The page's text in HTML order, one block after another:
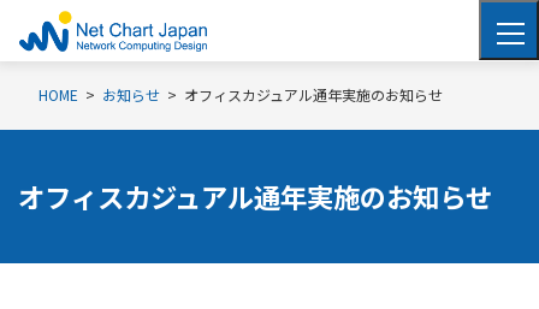
HOME お知らせ オフィスカジュアル通年実施のお知らせ
オフィスカジュアル通年実施のお知らせ